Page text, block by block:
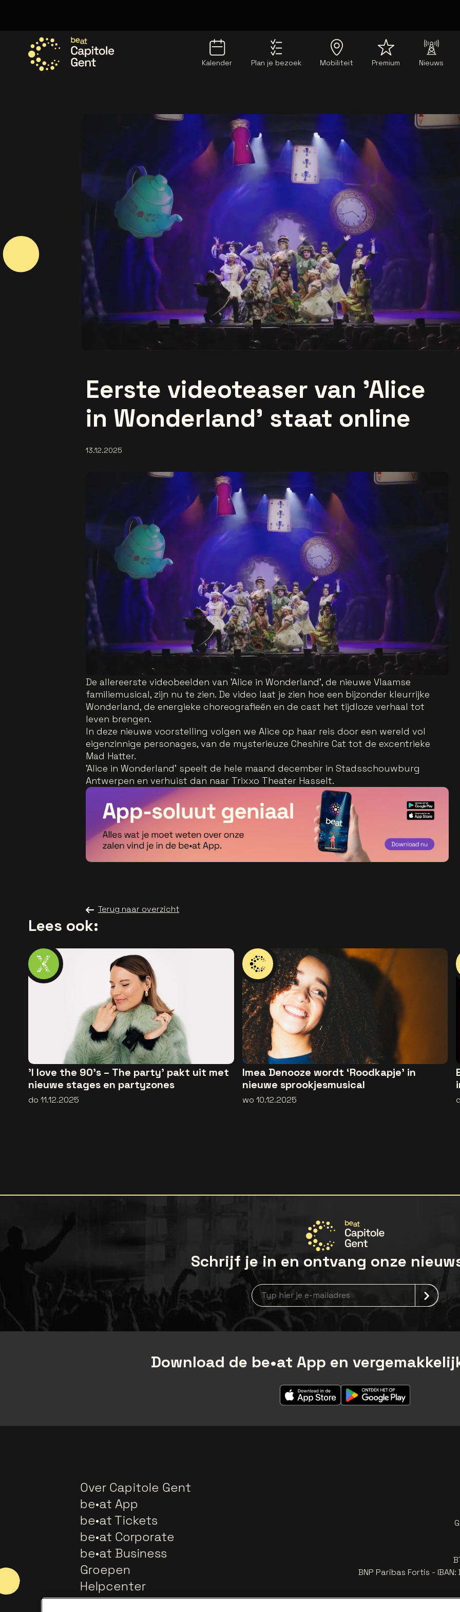
Kalender Plan je bezoek Mobiliteit Premium Nieuws
Eerste videoteaser van 'Alice
in Wonderland' staat online
13.12.2025
De allereerste videobeelden van 'Alice in Wonderland', de nieuwe Vlaamse
familiemusical, zijn nu te zien. De video laat je zien hoe een bijzonder kleurrijke
Wonderland, de energieke choreografieën en de cast het tijdloze verhaal tot
leven brengen.
In deze nieuwe voorstelling volgen we Alice op haar reis door een wereld vol
eigenzinnige personages, van de mysterieuze Cheshire Cat tot de excentrieke
Mad Hatter.
'Alice in Wonderland' speelt de hele maand december in Stadsschouwburg
Antwerpen en verhuist dan naar Trixxo Theater Hasselt.
Terug naar overzicht
Lees ook:
'I love the 90's – The party' pakt uit met
nieuwe stages en partyzones
do 11.12.2025
Imea Denooze wordt ‘Roodkapje’ in
nieuwe sprookjesmusical
wo 10.12.2025
Schrijf je in en ontvang onze
Nieuwsbrief aanmelding
Download de be•at App en
Over Capitole Gent
be•at App
be•at Tickets
be•at Corporate
be•at Business
Groepen
Helpcenter
Contact
BNP Paribas Fortis -